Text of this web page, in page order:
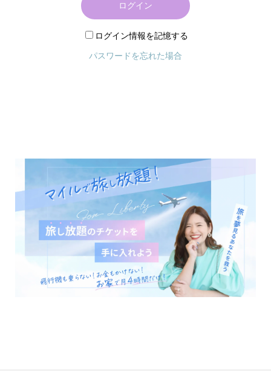
ログイン
ログイン情報を記憶する
パスワードを忘れた場合